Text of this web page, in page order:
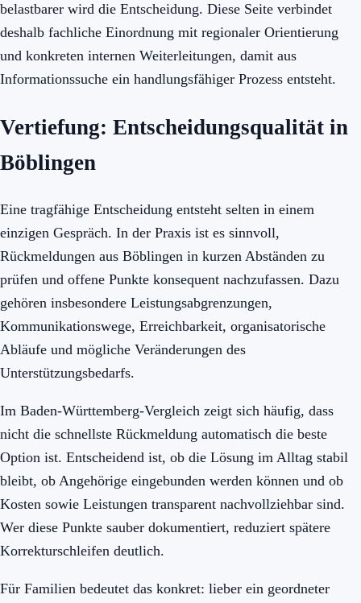
belastbarer wird die Entscheidung. Diese Seite verbindet
deshalb fachliche Einordnung mit regionaler Orientierung
und konkreten internen Weiterleitungen, damit aus
Informationssuche ein handlungsfähiger Prozess entsteht.
Vertiefung: Entscheidungsqualität in
Böblingen
Eine tragfähige Entscheidung entsteht selten in einem
einzigen Gespräch. In der Praxis ist es sinnvoll,
Rückmeldungen aus Böblingen in kurzen Abständen zu
prüfen und offene Punkte konsequent nachzufassen. Dazu
gehören insbesondere Leistungsabgrenzungen,
Kommunikationswege, Erreichbarkeit, organisatorische
Abläufe und mögliche Veränderungen des
Unterstützungsbedarfs.
Im Baden-Württemberg-Vergleich zeigt sich häufig, dass
nicht die schnellste Rückmeldung automatisch die beste
Option ist. Entscheidend ist, ob die Lösung im Alltag stabil
bleibt, ob Angehörige eingebunden werden können und ob
Kosten sowie Leistungen transparent nachvollziehbar sind.
Wer diese Punkte sauber dokumentiert, reduziert spätere
Korrekturschleifen deutlich.
Für Familien bedeutet das konkret: lieber ein geordneter